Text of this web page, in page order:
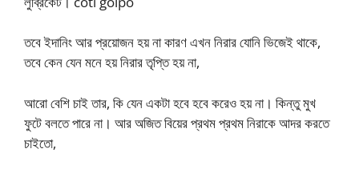
তবে ইদানিং আর প্রয়োজন হয় না কারণ এখন নিরার যোনি ভিজেই থাকে,
তবে কেন যেন মনে হয় নিরার তৃপ্তি হয় না,
আরো বেশি চাই তার, কি যেন একটা হবে হবে করেও হয় না। কিন্তু মুখ
ফুটে বলতে পারে না। আর অজিত বিয়ের প্রথম প্রথম নিরাকে আদর করতে
চাইতো,